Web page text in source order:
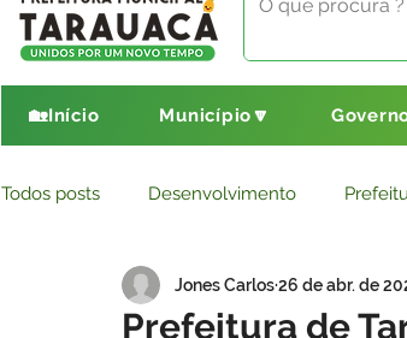
🏡Início Município🔽
Todos posts Desenvolvimento
Comunicado Educação
Prefeitura de
Jones Carlos26 de abr. de